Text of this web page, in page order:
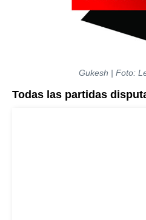
Gukesh | Foto:
Todas las partidas